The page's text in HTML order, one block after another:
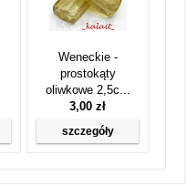
Weneckie -
prostokąty
oliwkowe 2,5c...
3,00 zł
szczegóły